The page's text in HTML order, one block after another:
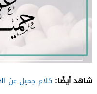
شاهد أيضًا: كلام جميل عن